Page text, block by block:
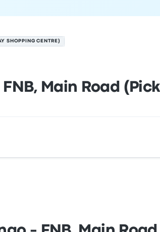
SHOPPING CENTRE)
Main Road